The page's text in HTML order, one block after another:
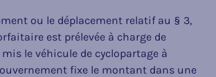
ou le déplacement relatif au § 3,
est prélevée à charge de
le véhicule de cyclopartage à
fixe le montant dans une